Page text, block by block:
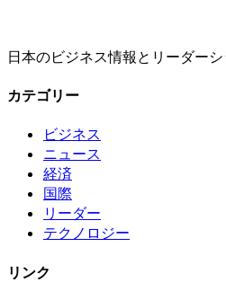
日本のビジネス情報とリーダー
カテゴリー
ビジネス
ニュース
経済
国際
リーダー
テクノロジー
リンク